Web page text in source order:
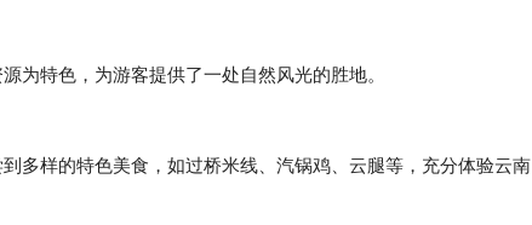
特色，为游客提供了一处自然风光的胜地。
样的特色美食，如过桥米线、汽锅鸡、云腿等，充分体验云南